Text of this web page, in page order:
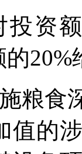
投资
粮食
值的